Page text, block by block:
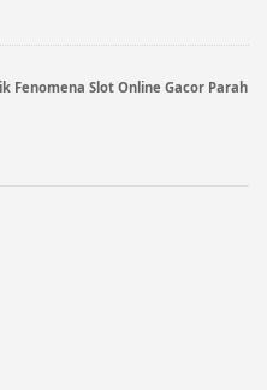
Fenomena Slot Online Gacor Parah